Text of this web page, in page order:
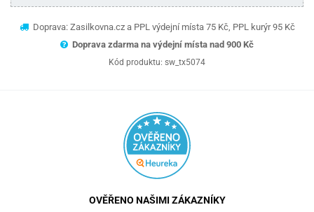
Doprava: Zasilkovna.cz a PPL výdejní místa 75 Kč, PPL kurýr 95 Kč
Doprava zdarma na výdejní místa nad 900 Kč
Kód produktu: sw_tx5074
OVĚŘENO NAŠIMI ZÁKAZNÍKY